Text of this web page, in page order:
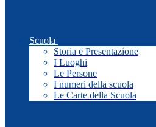
Scuola
Storia e Presentazione
I Luoghi
Le Persone
I numeri della scuola
Le Carte della Scuola